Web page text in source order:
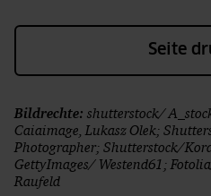
Seite
Bildrechte: shutterstock/
Caiaimage, Lukasz Olek;
Photographer; Shutterstock/
GettyImages/ Westend61;
Raufeld